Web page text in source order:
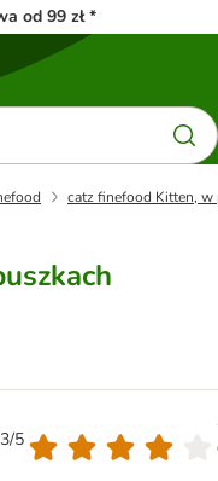
od 99 zł *
catz finefood Kitten, w
5